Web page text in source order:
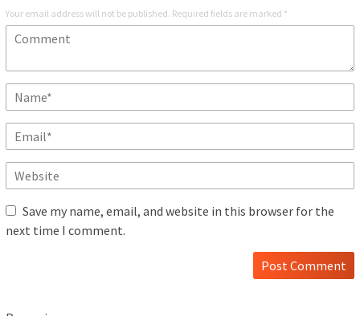
Your email address will not be published. Required fields are marked *
Save my name, email, and website in this browser for the
next time I comment.